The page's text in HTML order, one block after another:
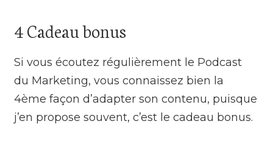
4 Cadeau bonus
Si vous écoutez régulièrement le Podcast
du Marketing, vous connaissez bien la
4ème façon d’adapter son contenu, puisque
j’en propose souvent, c’est le cadeau bonus.